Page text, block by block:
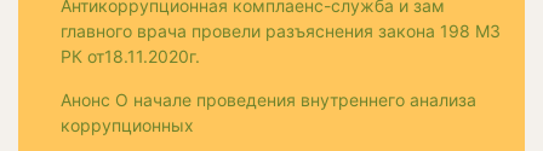
Антикоррупционная комплаенс-служба и зам
главного врача провели разъяснения закона 198 МЗ
РК от18.11.2020г.
Анонс О начале проведения внутреннего анализа
коррупционных